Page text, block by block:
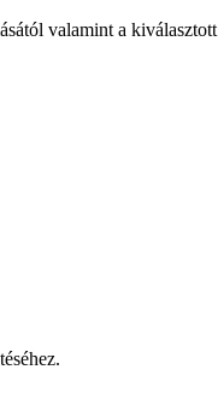
valamint a